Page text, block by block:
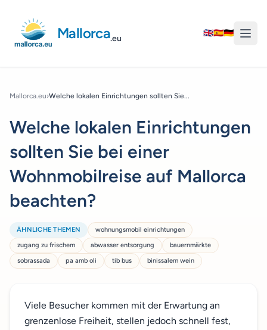
Mallorca.eu
🇬🇧🇪🇸🇩🇪
Mallorca.eu›Welche lokalen Einrichtungen sollten Sie...
Welche lokalen Einrichtungen
sollten Sie bei einer
Wohnmobilreise auf Mallorca
beachten?
ÄHNLICHE THEMEN
wohnungsmobil einrichtungen
zugang zu frischem
abwasser entsorgung
bauernmärkte
sobrassada
pa amb oli tib bus binissalem wein
Viele Besucher kommen mit der Erwartung an
grenzenlose Freiheit, stellen jedoch schnell fest,